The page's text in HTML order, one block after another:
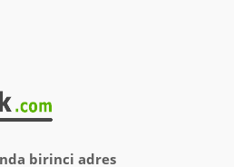
birinci adres